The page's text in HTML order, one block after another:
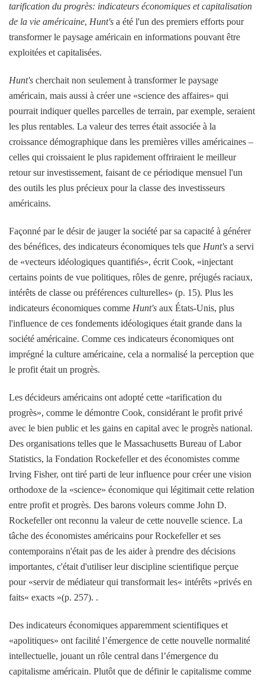
tarification du progrès: indicateurs économiques et capitalisation
de la vie américaine, Hunt's a été l'un des premiers efforts pour
transformer le paysage américain en informations pouvant être
exploitées et capitalisées.
Hunt's cherchait non seulement à transformer le paysage
américain, mais aussi à créer une «science des affaires» qui
pourrait indiquer quelles parcelles de terrain, par exemple, seraient
les plus rentables. La valeur des terres était associée à la
croissance démographique dans les premières villes américaines –
celles qui croissaient le plus rapidement offriraient le meilleur
retour sur investissement, faisant de ce périodique mensuel l'un
des outils les plus précieux pour la classe des investisseurs
américains.
Façonné par le désir de jauger la société par sa capacité à générer
des bénéfices, des indicateurs économiques tels que Hunt's a servi
de «vecteurs idéologiques quantifiés», écrit Cook, «injectant
certains points de vue politiques, rôles de genre, préjugés raciaux,
intérêts de classe ou préférences culturelles» (p. 15). Plus les
indicateurs économiques comme Hunt's aux États-Unis, plus
l'influence de ces fondements idéologiques était grande dans la
société américaine. Comme ces indicateurs économiques ont
imprégné la culture américaine, cela a normalisé la perception que
le profit était un progrès.
Les décideurs américains ont adopté cette «tarification du
progrès», comme le démontre Cook, considérant le profit privé
avec le bien public et les gains en capital avec le progrès national.
Des organisations telles que le Massachusetts Bureau of Labor
Statistics, la Fondation Rockefeller et des économistes comme
Irving Fisher, ont tiré parti de leur influence pour créer une vision
orthodoxe de la «science» économique qui légitimait cette relation
entre profit et progrès. Des barons voleurs comme John D.
Rockefeller ont reconnu la valeur de cette nouvelle science. La
tâche des économistes américains pour Rockefeller et ses
contemporains n'était pas de les aider à prendre des décisions
importantes, c'était d'utiliser leur discipline scientifique perçue
pour «servir de médiateur qui transformait les« intérêts »privés en
faits« exacts »(p. 257). .
Des indicateurs économiques apparemment scientifiques et
«apolitiques» ont facilité l’émergence de cette nouvelle normalité
intellectuelle, jouant un rôle central dans l’émergence du
capitalisme américain. Plutôt que de définir le capitalisme comme